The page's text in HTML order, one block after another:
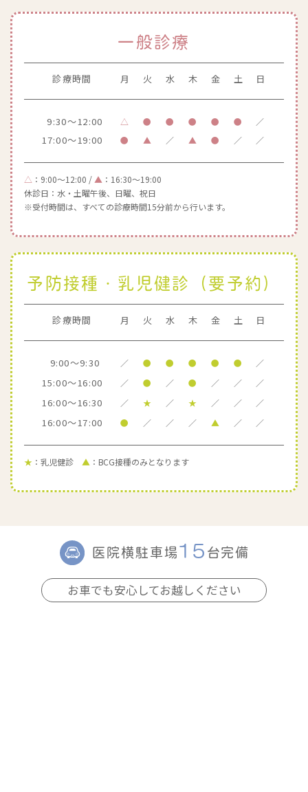
一般診療
診療時間 月 火 水 木 金 土 日
9:30～12:00 △ ● ● ● ● ● ／
17:00～19:00 ● ▲ ／ ▲ ● ／ ／
△ ：9:00～12:00 / ▲ ：16:30～19:00
休診日：水・土曜午後、日曜、祝日
※受付時間は、すべての診療時間15分前から行います。
予防接種・乳児健診（要予約）
診療時間 月 火 水 木 金 土 日
9:00～9:30 ／ ● ● ● ● ● ／
15:00～16:00 ／ ● ／ ● ／ ／ ／
16:00～16:30 ／ ★ ／ ★ ／ ／ ／
16:00～17:00 ● ／ ／ ／ ▲ ／ ／
★：乳児健診 ▲ ：BCG接種のみとなります
医院横駐車場 15 台完備
お車でも安心してお越しください